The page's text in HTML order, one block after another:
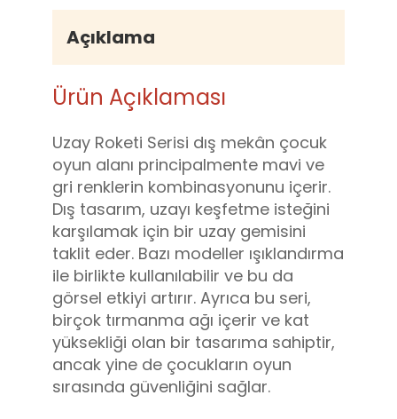
Açıklama
Ürün Açıklaması
Uzay Roketi Serisi dış mekân çocuk
oyun alanı principalmente mavi ve
gri renklerin kombinasyonunu içerir.
Dış tasarım, uzayı keşfetme isteğini
karşılamak için bir uzay gemisini
taklit eder. Bazı modeller ışıklandırma
ile birlikte kullanılabilir ve bu da
görsel etkiyi artırır. Ayrıca bu seri,
birçok tırmanma ağı içerir ve kat
yüksekliği olan bir tasarıma sahiptir,
ancak yine de çocukların oyun
sırasında güvenliğini sağlar.